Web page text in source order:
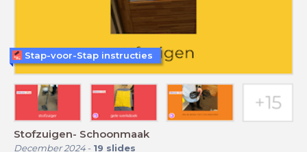
Stofzuigen- Schoonmaak
December 2024- 19 slides
Stap-voor-Stap instructies